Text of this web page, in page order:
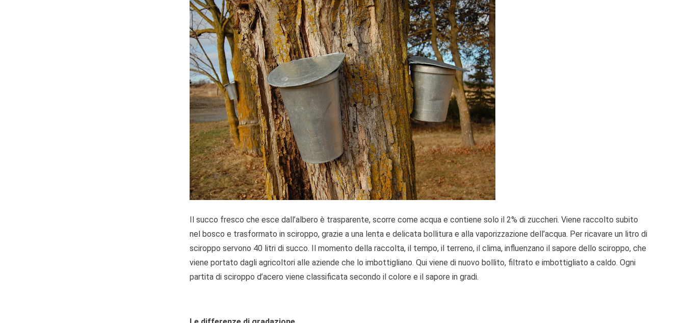
Il succo fresco che esce dall’albero è trasparente, scorre come acqua e contiene solo il 2% di zuccheri. Viene raccolto subito
nel bosco e trasformato in sciroppo, grazie a una lenta e delicata bollitura e alla vaporizzazione dell’acqua. Per ricavare un litro di
sciroppo servono 40 litri di succo. Il momento della raccolta, il tempo, il terreno, il clima, influenzano il sapore dello sciroppo, che
viene portato dagli agricoltori alle aziende che lo imbottigliano. Qui viene di nuovo bollito, filtrato e imbottigliato a caldo. Ogni
partita di sciroppo d’acero viene classificata secondo il colore e il sapore in gradi.